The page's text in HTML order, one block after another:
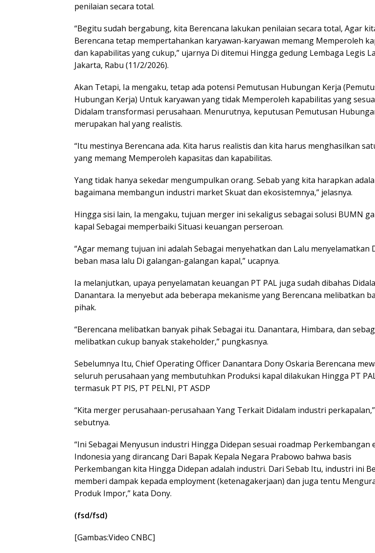
penilaian secara total.
“Begitu sudah bergabung, kita Berencana lakukan penilaian secara total, Agar
Berencana tetap mempertahankan karyawan-karyawan memang Memperoleh
dan kapabilitas yang cukup,” ujarnya Di ditemui Hingga gedung Lembaga Legis
Jakarta, Rabu (11/2/2026).
Akan Tetapi, Ia mengaku, tetap ada potensi Pemutusan Hubungan Kerja
Hubungan Kerja) Untuk karyawan yang tidak Memperoleh kapabilitas yang
Didalam transformasi perusahaan. Menurutnya, keputusan Pemutusan
merupakan hal yang realistis.
“Itu mestinya Berencana ada. Kita harus realistis dan kita harus menghasilkan
yang memang Memperoleh kapasitas dan kapabilitas.
Yang tidak hanya sekedar mengumpulkan orang. Sebab yang kita harapkan
bagaimana membangun industri market Skuat dan ekosistemnya,” jelasnya.
Hingga sisi lain, Ia mengaku, tujuan merger ini sekaligus sebagai solusi BUMN
kapal Sebagai memperbaiki Situasi keuangan perseroan.
“Agar memang tujuan ini adalah Sebagai menyehatkan dan Lalu menyelamatkan
beban masa lalu Di galangan-galangan kapal,” ucapnya.
Ia melanjutkan, upaya penyelamatan keuangan PT PAL juga sudah dibahas
Danantara. Ia menyebut ada beberapa mekanisme yang Berencana melibatkan
pihak.
“Berencana melibatkan banyak pihak Sebagai itu. Danantara, Himbara, dan
melibatkan cukup banyak stakeholder,” pungkasnya.
Sebelumnya Itu, Chief Operating Officer Danantara Dony Oskaria Berencana
seluruh perusahaan yang membutuhkan Produksi kapal dilakukan Hingga PT
termasuk PT PIS, PT PELNI, PT ASDP
“Kita merger perusahaan-perusahaan Yang Terkait Didalam industri perkapalan,”
sebutnya.
“Ini Sebagai Menyusun industri Hingga Didepan sesuai roadmap Perkembangan
Indonesia yang dirancang Dari Bapak Kepala Negara Prabowo bahwa basis
Perkembangan kita Hingga Didepan adalah industri. Dari Sebab Itu, industri ini
memberi dampak kepada employment (ketenagakerjaan) dan juga tentu
Produk Impor,” kata Dony.
(fsd/fsd)
[Gambas:Video CNBC]